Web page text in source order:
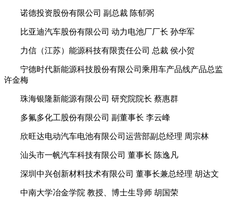
诺德投资股份有限公司 副总裁 陈郁弼
比亚迪汽车股份有限公司 动力电池厂厂长 孙华军
力信（江苏）能源科技有限责任公司 总裁 侯小贺
宁德时代新能源科技股份有限公司乘用车产品线产品总监
许金梅
珠海银隆新能源有限公司 研究院院长 蔡惠群
多氟多化工股份有限公司 副董事长 李云峰
欣旺达电动汽车电池有限公司运营部副总经理 周宗林
汕头市一帆汽车科技有限公司 董事长 陈逸凡
深圳中兴创新材料技术有限公司 董事长兼总经理 胡达文
中南大学冶金学院 教授、博士生导师 胡国荣